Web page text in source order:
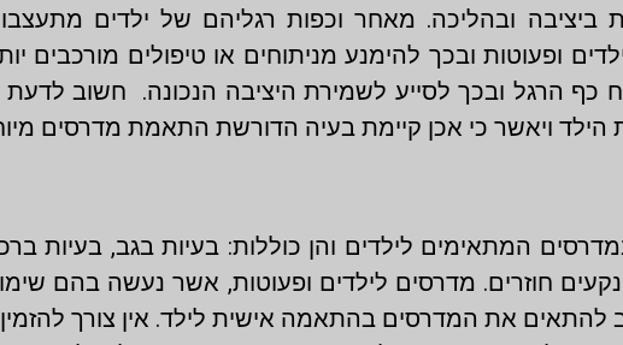
ביציבה ובהליכה. מאחר וכפות רגליהם של ילדים
ופעוטות ובכך להימנע מניתוחים או טיפולים מורכבים
הרגל ובכך לסייע לשמירת היציבה הנכונה. חשוב לדעת
ויאשר כי אכן קיימת בעיה הדורשת התאמת מדרסים
המתאימים לילדים והן כוללות: בעיות בגב, בעיות
נקעים חוזרים. מדרסים לילדים ופעוטות, אשר נעשה בהם
להתאים את המדרסים בהתאמה אישית לילד. אין צורך להזמין